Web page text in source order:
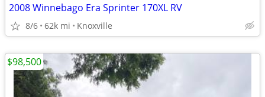
2008 Winnebago Era Sprinter 170XL RV
8/6 62k mi Knoxville
$98,500